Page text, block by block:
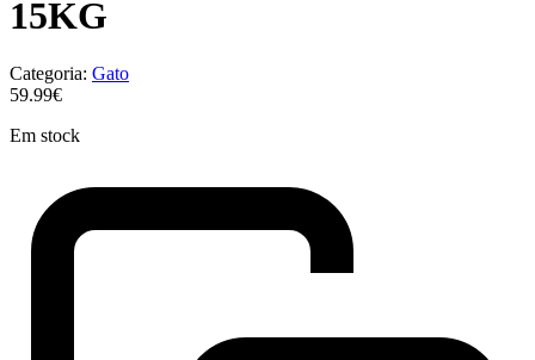
15KG
Categoria: Gato
59.99€
Em stock